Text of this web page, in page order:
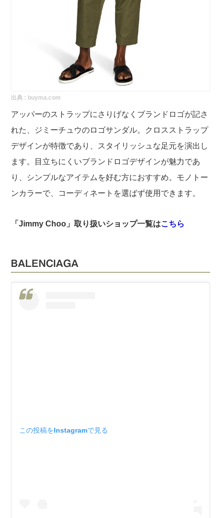
出典 : buyma.com
アッパーのストラップにさりげなくブランドロゴが記さ
れた、ジミーチュウのロゴサンダル。クロスストラップ
デザインが特徴であり、スタイリッシュな足元を演出し
ます。目立ちにくいブランドロゴデザインが魅力であ
り、シンプルなアイテムを好む方におすすめ。モノトー
ンカラーで、コーディネートを選ばず使用できます。
「Jimmy Choo」取り扱いショップ一覧はこちら
BALENCIAGA
この投稿をInstagramで見る